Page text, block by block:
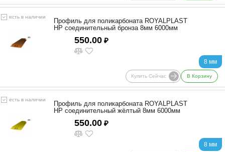
есть в наличии
8 мм
Профиль для поликарбоната ROYALPLAST
HP соединительный бронза 8мм 6000мм
550.00 ₽
Купить Сейчас В Корзину
есть в наличии
8 мм
Профиль для поликарбоната ROYALPLAST
HP соединительный жёлтый 8мм 6000мм
550.00 ₽